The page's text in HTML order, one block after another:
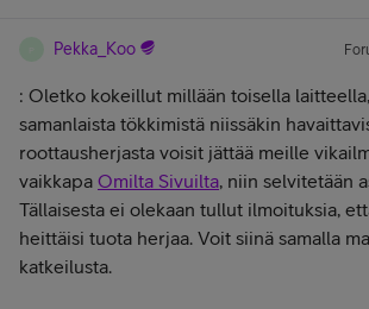
Pekka_Koo
: Oletko kokeillut millään toisella
samanlaista tökkimistä niissäkin
roottausherjasta voisit jättää meille
vaikkapa Omilta Sivuilta, niin selvitetään
Tällaisesta ei olekaan tullut ilmoituksia,
heittäisi tuota herjaa. Voit siinä samalla
katkeilusta.